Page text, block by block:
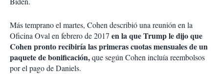
Más temprano el martes, Cohen describió una reunión en la
Oficina Oval en febrero de 2017 en la que Trump le dijo que
Cohen pronto recibiría las primeras cuotas mensuales de un
paquete de bonificación,que según Cohen incluía reembolsos
por el pago de Daniels.